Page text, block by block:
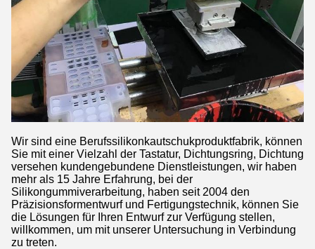
Wir sind eine Berufssilikonkautschukproduktfabrik, können
Sie mit einer Vielzahl der Tastatur, Dichtungsring, Dichtung
versehen kundengebundene Dienstleistungen, wir haben
mehr als 15 Jahre Erfahrung, bei der
Silikongummiverarbeitung, haben seit 2004 den
Präzisionsformentwurf und Fertigungstechnik, können Sie
die Lösungen für Ihren Entwurf zur Verfügung stellen,
willkommen, um mit unserer Untersuchung in Verbindung
zu treten.